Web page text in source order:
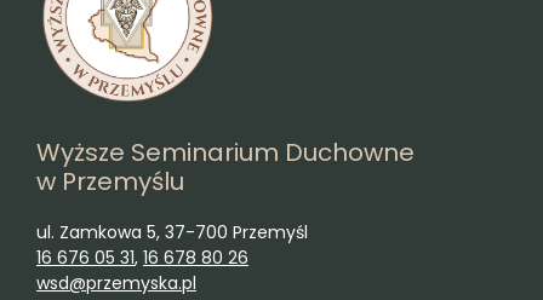
Wyższe Seminarium Duchowne
w Przemyślu
ul. Zamkowa 5, 37-700 Przemyśl
16 676 05 31, 16 678 80 26
wsd@przemyska.pl